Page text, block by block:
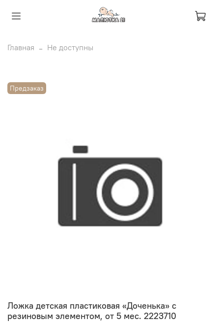
Главная Не доступны
Предзаказ
Ложка детская пластиковая «Доченька» с
резиновым элементом, от 5 мес. 2223710